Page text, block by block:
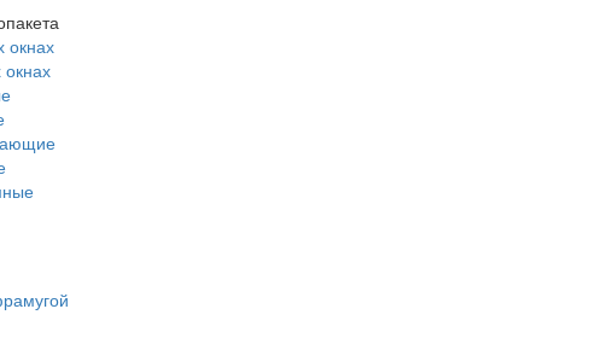
окнах